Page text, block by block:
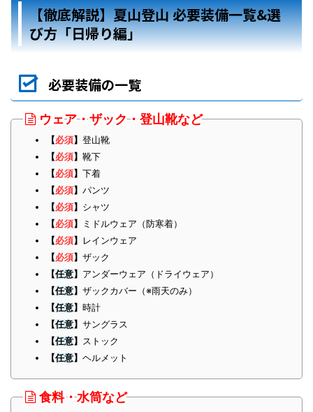
【徹底解説】夏山登山 必要装備一覧&選
び方「日帰り編」
必要装備の一覧
ウェア・ザック・登山靴など
【必須】 登山靴
【必須】 靴下
【必須】 下着
【必須】 パンツ
【必須】 シャツ
【必須】
ミドルウェア（防寒着）
【必須】
レインウェア
【必須】 ザック
【任意】 アンダーウェア（ドライウェア）
【任意】 ザックカバー（※雨天のみ）
【任意】 時計
【任意】 サングラス
【任意】 ストック
【任意】 ヘルメット
食料・水筒など